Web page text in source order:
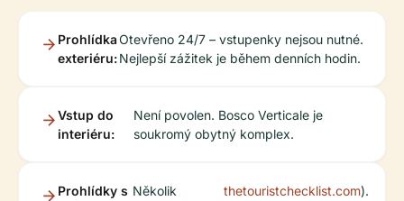
Prohlídka
exteriéru:
Otevřeno 24/7 – vstupenky nejsou nutné.
Nejlepší zážitek je během denních hodin.
Vstup do
interiéru:
Není povolen. Bosco Verticale je
soukromý obytný komplex.
Prohlídky s Několik
thetouristchecklist.com).